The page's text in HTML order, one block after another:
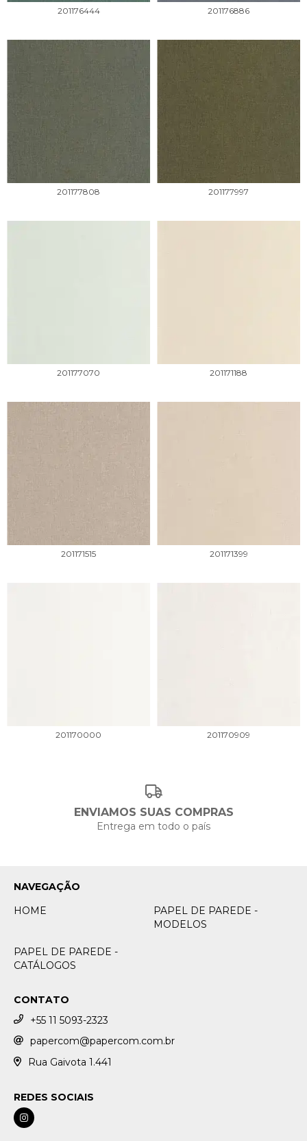
201176444 201176886
201177808 201177997
201177070 201171188
201171515 201171399
201170000 201170909
ENVIAMOS SUAS COMPRAS
Entrega em todo o país
NAVEGAÇÃO
HOME
PAPEL DE PAREDE -
MODELOS
PAPEL DE PAREDE -
CATÁLOGOS
CONTATO
+55 11 5093-2323
papercom@papercom.com.br
Rua Gaivota 1.441
REDES SOCIAIS